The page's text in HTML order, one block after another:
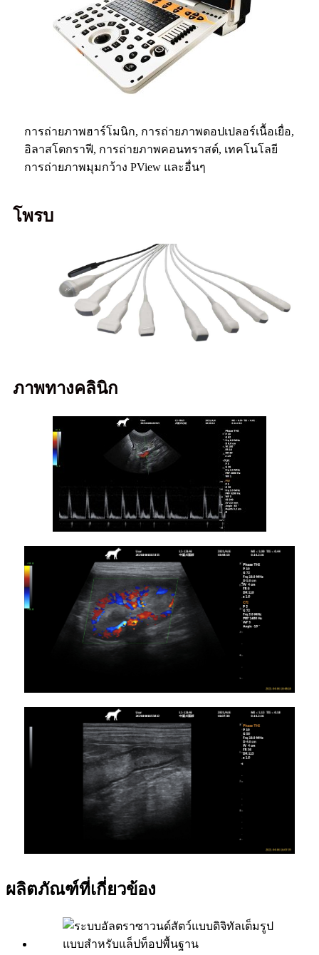
การถ่ายภาพฮาร์โมนิก, การถ่ายภาพดอปเปลอร์เนื้อเยื่อ,
อิลาสโตกราฟี, การถ่ายภาพคอนทราสต์, เทคโนโลยี
การถ่ายภาพมุมกว้าง PView และอื่นๆ
โพรบ
ภาพทางคลินิก
ผลิตภัณฑ์ที่เกี่ยวข้อง